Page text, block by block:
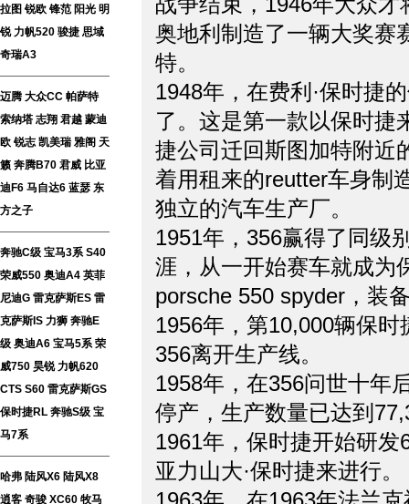
拉图 锐欧 锋范 阳光 明
锐 力帆520 骏捷 思域
奇瑞A3
迈腾 大众CC 帕萨特
索纳塔 志翔 君越 蒙迪
欧 锐志 凯美瑞 雅阁 天
籁 奔腾B70 君威 比亚
迪F6 马自达6 蓝瑟 东
方之子
奔驰C级 宝马3系 S40
荣威550 奥迪A4 英菲
尼迪G 雷克萨斯ES 雷
克萨斯IS 力狮 奔驰E
级 奥迪A6 宝马5系 荣
威750 昊锐 力帆620
CTS S60 雷克萨斯GS
保时捷RL 奔驰S级 宝
马7系
哈弗 陆风X6 陆风X8
逍客 奇骏 XC60 牧马
奥地利制造了一辆大奖赛
特。
1948年，在费利·保时捷
了。这是第一款以保时捷
捷公司迁回斯图加特附近
着用租来的reutter车身制
独立的汽车生产厂。
1951年，356赢得了同级
涯，从一开始赛车就成
porsche 550 spyder，
1956年，第10,000辆保
356离开生产线。
1958年，在356问世十年
停产，生产数量已达
1961年，保时捷开始研
亚力山大·保时捷来进